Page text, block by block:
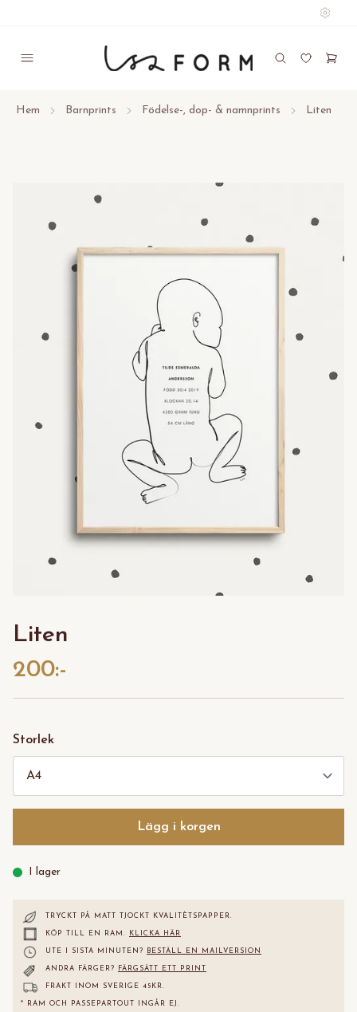
Hem Barnprints Födelse-, dop- & namnprints Liten
Liten
200:-
Storlek
Lägg i korgen
I lager
TRYCKT PÅ MATT TJOCKT KVALITÈTS PAPPER.
KÖP TILL EN RAM. KLICKA HÄR
UTE I SISTA MINUTEN? BESTÄLL EN MAILVERSION
ANDRA FÄRGER? FÄRGSÄTT ETT PRINT
FRAKT INOM SVERIGE 45KR.
* RAM OCH PASSEPARTOUT INGÅR EJ.